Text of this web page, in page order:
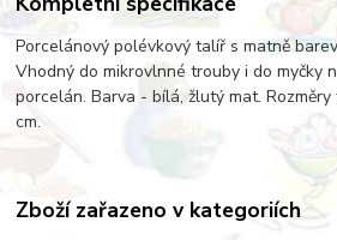
Porcelánový polévkový talíř s matně
Vhodný do mikrovlnné trouby i do myčky
porcelán. Barva - bílá, žlutý mat.
cm.
Zboží zařazeno v kategoriích